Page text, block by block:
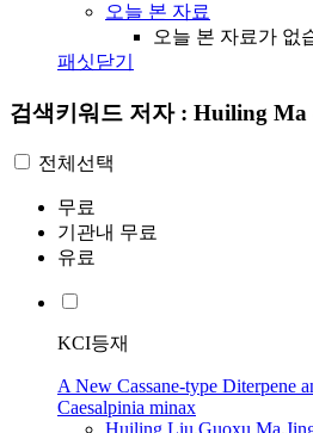
오늘 본 자료
오늘 본 자료가 없
패싯닫기
검색키워드 저자 : Huiling Ma
전체선택
무료
기관내 무료
유료
KCI등재
A New Cassane-type Diterpene
Caesalpinia minax